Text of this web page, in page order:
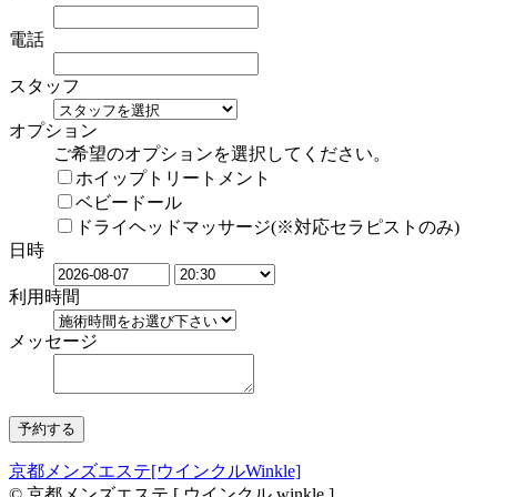
電話
スタッフ
オプション
ご希望のオプションを選択してください。
ホイップトリートメント
ベビードール
ドライヘッドマッサージ(※対応セラピストのみ)
日時
利用時間
メッセージ
京都メンズエステ[ウインクルWinkle]